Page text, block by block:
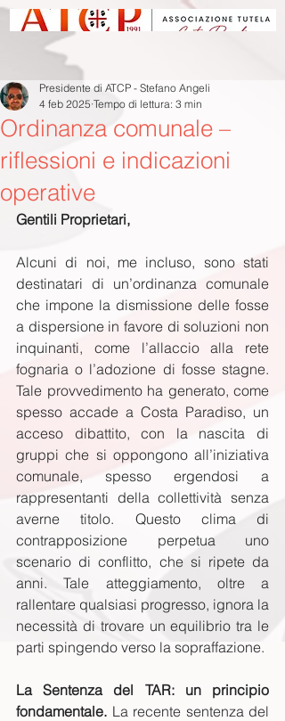
Ordinanza comunale –
riflessioni e indicazioni
operative
Presidente di ATCP - Stefano Angeli
4 feb 2025 Tempo di lettura: 3 min
Gentili Proprietari,
Alcuni di noi, me incluso, sono stati
destinatari di un’ordinanza comunale
che impone la dismissione delle fosse
a dispersione in favore di soluzioni non
inquinanti, come l’allaccio alla rete
fognaria o l’adozione di fosse stagne.
Tale provvedimento ha generato, come
spesso accade a Costa Paradiso, un
acceso dibattito, con la nascita di
gruppi che si oppongono all’iniziativa
comunale, spesso ergendosi a
rappresentanti della collettività senza
averne titolo. Questo clima di
contrapposizione perpetua uno
scenario di conflitto, che si ripete da
anni. Tale atteggiamento, oltre a
rallentare qualsiasi progresso, ignora la
necessità di trovare un equilibrio tra le
parti spingendo verso la sopraffazione.
La Sentenza del TAR: un principio
fondamentale. La recente sentenza del